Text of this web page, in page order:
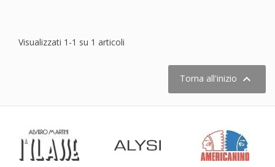
Visualizzati 1-1 su 1 articoli
Torna all'inizio 